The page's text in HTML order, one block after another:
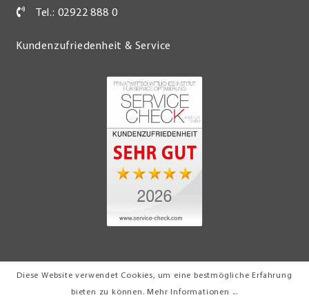
Diese Website verwendet Cookies, um eine bestmögliche Erfahrung
bieten zu können. Mehr Informationen ...
Tel.: 02922 888 0
Kundenzufriedenheit & Service